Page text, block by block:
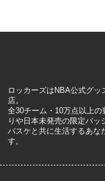
ロッカーズはNBA公式グ
店。
全30チーム・10万点以上
りや日本未発売の限定バッ
バスケと共に生活するあな
す。